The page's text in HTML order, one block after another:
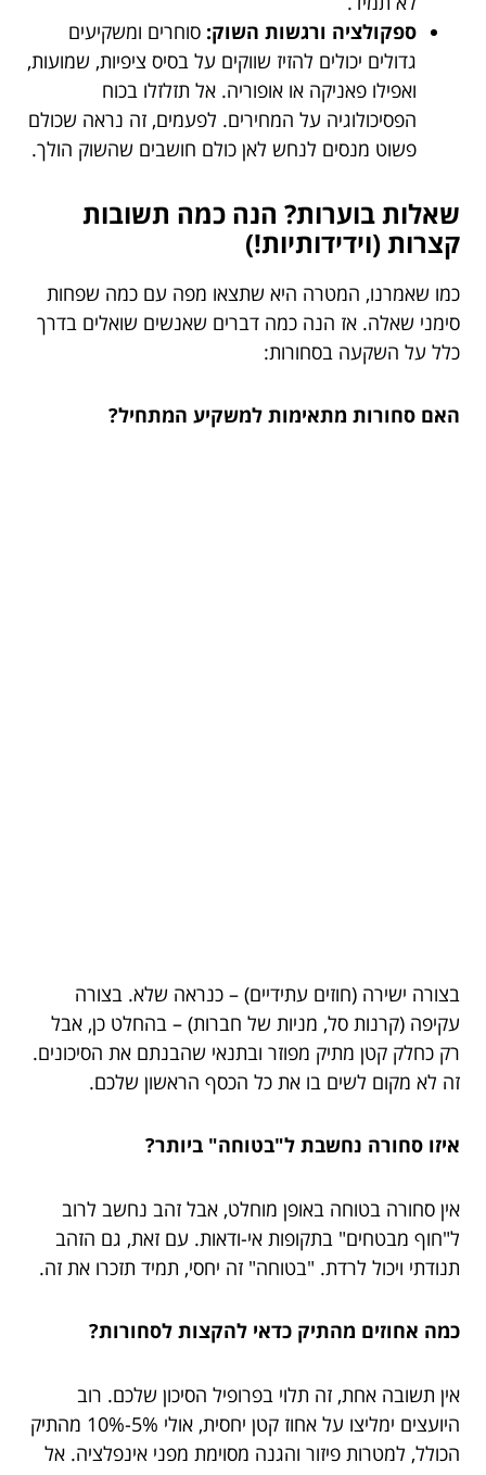
ספקולציה ורגשות השוק: סוחרים ומשקיעים
גדולים יכולים להזיז שווקים על בסיס ציפיות, שמועות,
ואפילו פאניקה או אופוריה. אל תזלזלו בכוח
הפסיכולוגיה על המחירים. לפעמים, זה נראה שכולם
פשוט מנסים לנחש לאן כולם חושבים שהשוק הולך.
שאלות בוערות? הנה כמה תשובות
קצרות (וידידותיות!)
כמו שאמרנו, המטרה היא שתצאו מפה עם כמה שפחות
סימני שאלה. אז הנה כמה דברים שאנשים שואלים בדרך
כלל על השקעה בסחורות:
האם סחורות מתאימות למשקיע המתחיל?
בצורה ישירה (חוזים עתידיים) – כנראה שלא. בצורה
עקיפה (קרנות סל, מניות של חברות) – בהחלט כן, אבל
רק כחלק קטן מתיק מפוזר ובתנאי שהבנתם את הסיכונים.
זה לא מקום לשים בו את כל הכסף הראשון שלכם.
איזו סחורה נחשבת ל"בטוחה" ביותר?
אין סחורה בטוחה באופן מוחלט, אבל זהב נחשב לרוב
ל"חוף מבטחים" בתקופות אי-ודאות. עם זאת, גם הזהב
תנודתי ויכול לרדת. "בטוחה" זה יחסי, תמיד תזכרו את זה.
כמה אחוזים מהתיק כדאי להקצות לסחורות?
אין תשובה אחת, זה תלוי בפרופיל הסיכון שלכם. רוב
היועצים ימליצו על אחוז קטן יחסית, אולי 5%-10% מהתיק
הכולל, למטרות פיזור והגנה מסוימת מפני אינפלציה. אל